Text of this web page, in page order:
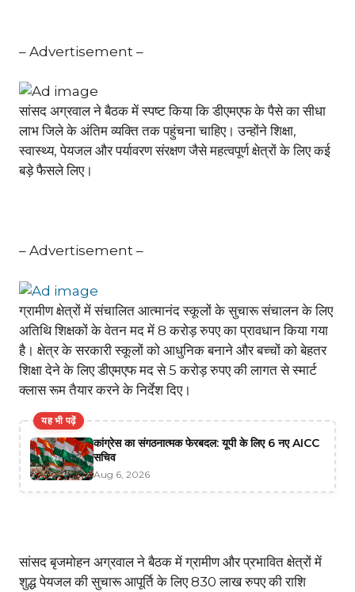
– Advertisement –
सांसद अग्रवाल ने बैठक में स्पष्ट किया कि डीएमएफ के पैसे का सीधा
लाभ जिले के अंतिम व्यक्ति तक पहुंचना चाहिए। उन्होंने शिक्षा,
स्वास्थ्य, पेयजल और पर्यावरण संरक्षण जैसे महत्वपूर्ण क्षेत्रों के लिए कई
बड़े फैसले लिए।
– Advertisement –
ग्रामीण क्षेत्रों में संचालित आत्मानंद स्कूलों के सुचारू संचालन के लिए
अतिथि शिक्षकों के वेतन मद में 8 करोड़ रुपए का प्रावधान किया गया
है। क्षेत्र के सरकारी स्कूलों को आधुनिक बनाने और बच्चों को बेहतर
शिक्षा देने के लिए डीएमएफ मद से 5 करोड़ रुपए की लागत से स्मार्ट
क्लास रूम तैयार करने के निर्देश दिए।
यह भी पढ़ें
कांग्रेस का संगठनात्मक फेरबदल: यूपी के लिए 6 नए AICC
सचिव
Aug 6, 2026
सांसद बृजमोहन अग्रवाल ने बैठक में ग्रामीण और प्रभावित क्षेत्रों में
शुद्ध पेयजल की सुचारू आपूर्ति के लिए 830 लाख रुपए की राशि